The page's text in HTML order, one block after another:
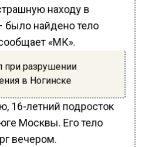
находу в
было найдено тело
«МК».
при разрушении
в Ногинске
16-летний подросток
Москвы. Его тело
вечером.